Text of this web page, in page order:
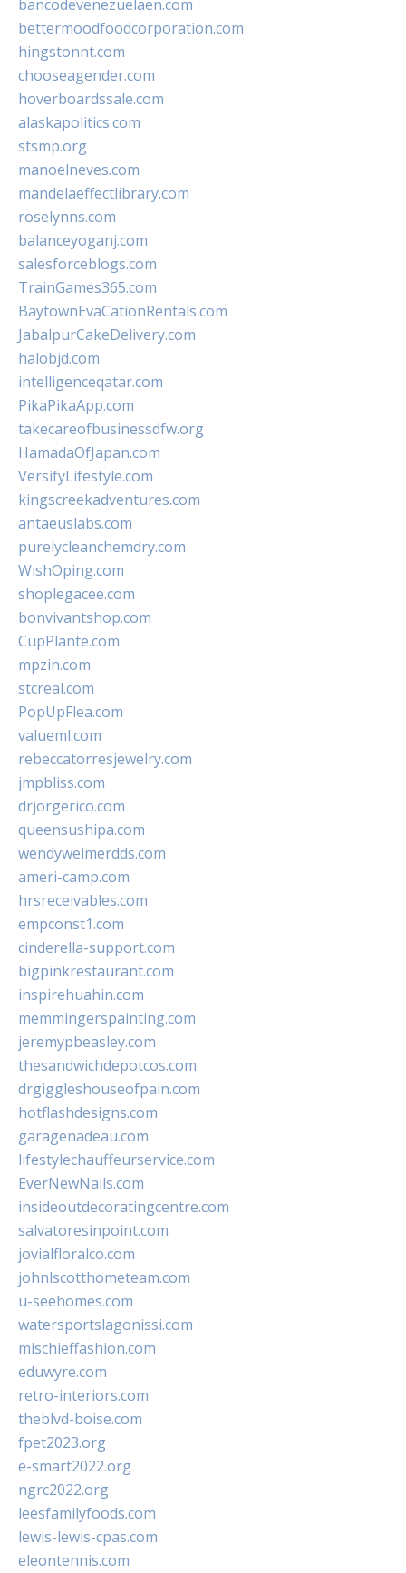
bancodevenezuelaen.com
bettermoodfoodcorporation.com
hingstonnt.com
chooseagender.com
hoverboardssale.com
alaskapolitics.com
stsmp.org
manoelneves.com
mandelaeffectlibrary.com
roselynns.com
balanceyoganj.com
salesforceblogs.com
TrainGames365.com
BaytownEvaCationRentals.com
JabalpurCakeDelivery.com
halobjd.com
intelligenceqatar.com
PikaPikaApp.com
takecareofbusinessdfw.org
HamadaOfJapan.com
VersifyLifestyle.com
kingscreekadventures.com
antaeuslabs.com
purelycleanchemdry.com
WishOping.com
shoplegacee.com
bonvivantshop.com
CupPlante.com
mpzin.com
stcreal.com
PopUpFlea.com
valueml.com
rebeccatorresjewelry.com
jmpbliss.com
drjorgerico.com
queensushipa.com
wendyweimerdds.com
ameri-camp.com
hrsreceivables.com
empconst1.com
cinderella-support.com
bigpinkrestaurant.com
inspirehuahin.com
memmingerspainting.com
jeremypbeasley.com
thesandwichdepotcos.com
drgiggleshouseofpain.com
hotflashdesigns.com
garagenadeau.com
lifestylechauffeurservice.com
EverNewNails.com
insideoutdecoratingcentre.com
salvatoresinpoint.com
jovialfloralco.com
johnlscotthometeam.com
u-seehomes.com
watersportslagonissi.com
mischieffashion.com
eduwyre.com
retro-interiors.com
theblvd-boise.com
fpet2023.org
e-smart2022.org
ngrc2022.org
leesfamilyfoods.com
lewis-lewis-cpas.com
eleontennis.com